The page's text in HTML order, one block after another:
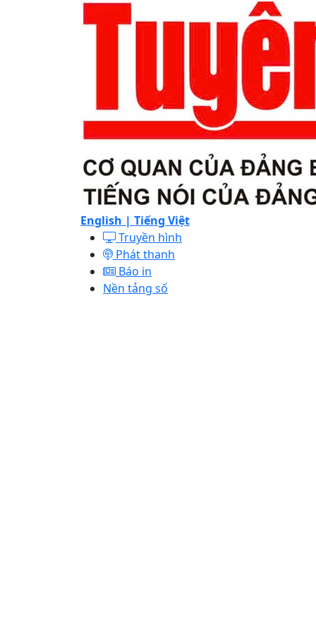
English | Tiếng Việt
Truyền hình
Phát thanh
Báo in
Nền tảng số